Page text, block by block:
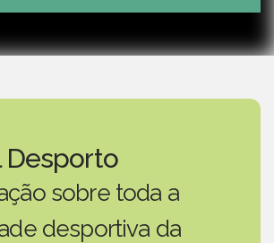
Mute
Desporto
sobre toda a
desportiva da